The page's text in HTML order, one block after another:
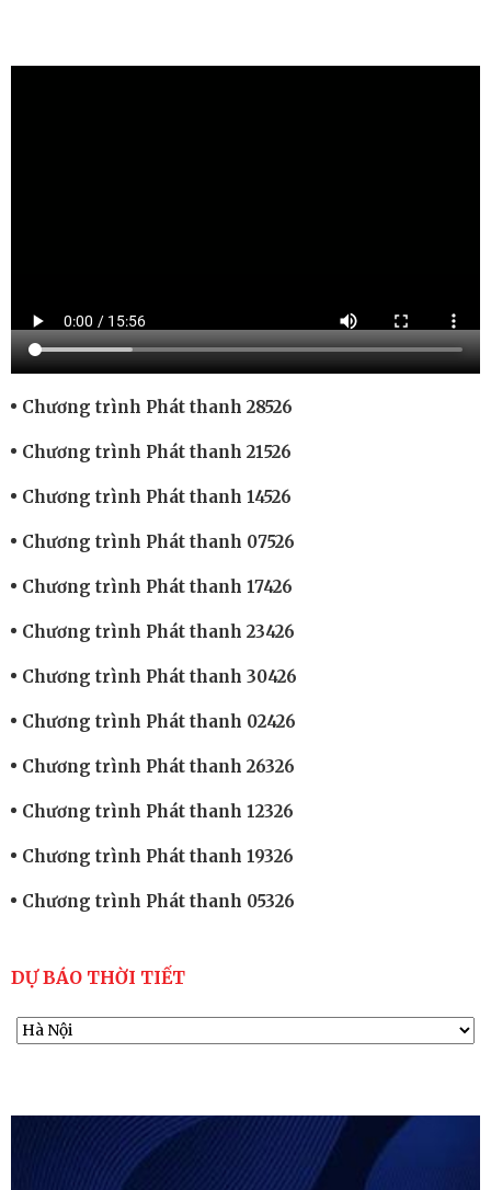
Chương trình Phát thanh 28526
Chương trình Phát thanh 21526
Chương trình Phát thanh 14526
Chương trình Phát thanh 07526
Chương trình Phát thanh 17426
Chương trình Phát thanh 23426
Chương trình Phát thanh 30426
Chương trình Phát thanh 02426
Chương trình Phát thanh 26326
Chương trình Phát thanh 12326
Chương trình Phát thanh 19326
Chương trình Phát thanh 05326
DỰ BÁO THỜI TIẾT